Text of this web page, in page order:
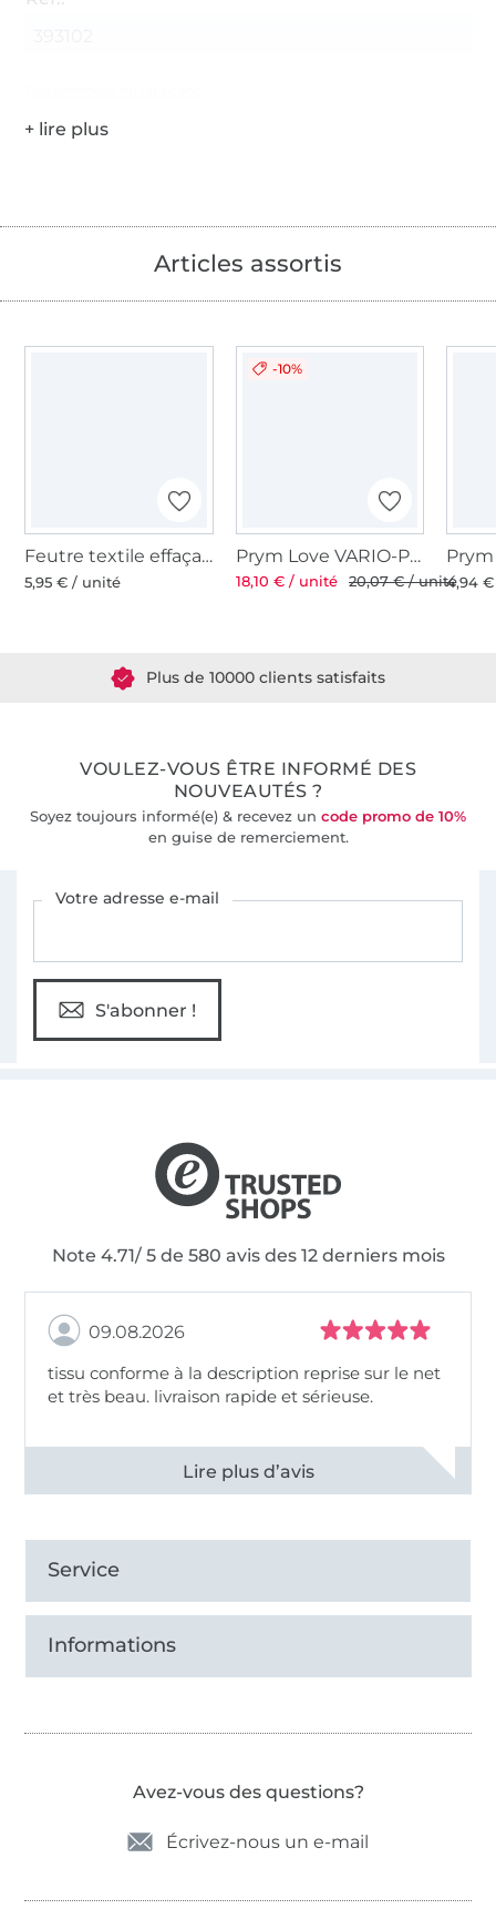
Articles assortis
Feutre textile effaçable à l’eau Prym, bleu turquoise
5,95 € / unité
-10%
Prym Love VARIO-Pliers Ø 3 et 4 mm
18,10 € / unité 20,07 € / unité4,94
Plus de 10000 clients satisfaits
VOULEZ-VOUS ÊTRE INFORMÉ DES
NOUVEAUTÉS ?
Soyez toujours informé(e) & recevez un code promo de 10%
en guise de remerciement.
Votre adresse e-mail
S'abonner !
Note 4.71/ 5 de 580 avis des 12 derniers mois
09.08.2026
tissu conforme à la description reprise sur le net
et très beau. livraison rapide et sérieuse.
Voir tous les 11498 commentaires
Service
Informations
Avez-vous des questions?
Écrivez-nous un e-mail